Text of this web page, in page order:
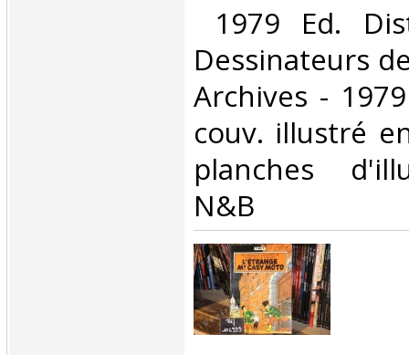
1979 Ed.
Dessinateurs
Archives -
couv. illustré
planches
N&B‎